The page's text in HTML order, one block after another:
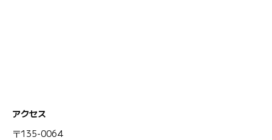
アクセス
〒135-0064